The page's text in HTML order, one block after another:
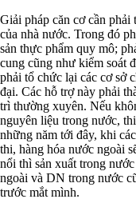
Giải pháp căn cơ cần
của nhà nước. Trong đó
sản thực phẩm quy mô;
cung cũng như kiểm soát
phải tổ chức lại các cơ sở
đại. Các hỗ trợ này phải
trì thường xuyên. Nếu
nguyên liệu trong nước,
những năm tới đây, khi
thi, hàng hóa nước ngoài
nổi thì sản xuất trong
ngoài và DN trong nước
trước mắt mình.